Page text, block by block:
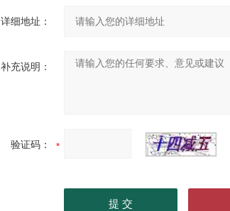
详细地址：
补充说明：
验证码：